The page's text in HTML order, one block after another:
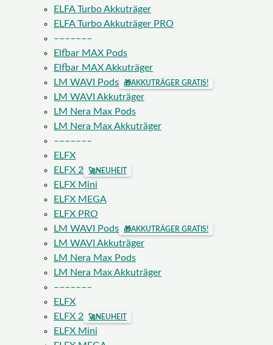
ELFA Turbo Akkuträger
ELFA Turbo Akkuträger PRO
–––––––
Elfbar MAX Pods
Elfbar MAX Akkuträger
LM WAVI Pods
🎁AKKUTRÄGER GRATIS!
LM WAVI Akkuträger
LM Nera Max Pods
LM Nera Max Akkuträger
–––––––
ELFX
ELFX 2
🚀NEUHEIT
ELFX Mini
ELFX MEGA
ELFX PRO
LM WAVI Pods
🎁AKKUTRÄGER GRATIS!
LM WAVI Akkuträger
LM Nera Max Pods
LM Nera Max Akkuträger
–––––––
ELFX
ELFX 2
🚀NEUHEIT
ELFX Mini